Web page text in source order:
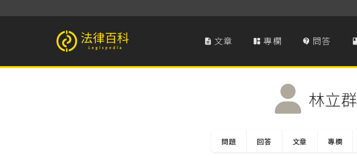
法律百科 Legispedia  文章  專欄  問答 
林立群
問題 回答 文章 專欄